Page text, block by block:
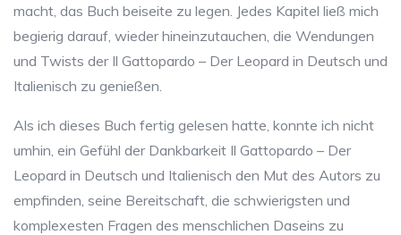
macht, das Buch beiseite zu legen. Jedes Kapitel ließ mich
begierig darauf, wieder hineinzutauchen, die Wendungen
und Twists der Il Gattopardo – Der Leopard in Deutsch und
Italienisch zu genießen.
Als ich dieses Buch fertig gelesen hatte, konnte ich nicht
umhin, ein Gefühl der Dankbarkeit Il Gattopardo – Der
Leopard in Deutsch und Italienisch den Mut des Autors zu
empfinden, seine Bereitschaft, die schwierigsten und
komplexesten Fragen des menschlichen Daseins zu